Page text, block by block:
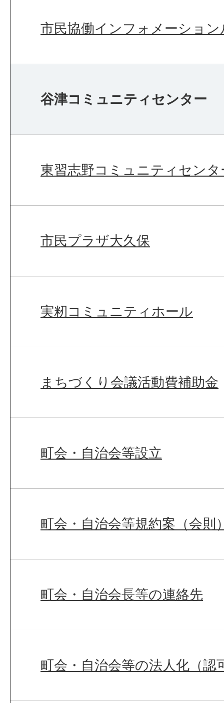
市民協働インフォメーション
谷津コミュニティセンター
東習志野コミュニティセンタ
市民プラザ大久保
実籾コミュニティホール
まちづくり会議活動費補助金
町会・自治会等設立
町会・自治会等規約案（会則
町会・自治会長等の連絡先
町会・自治会等の法人化（認